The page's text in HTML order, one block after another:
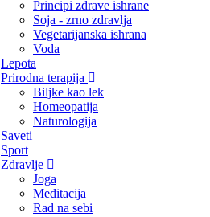
Principi zdrave ishrane
Soja - zrno zdravlja
Vegetarijanska ishrana
Voda
Lepota
Prirodna terapija
Biljke kao lek
Homeopatija
Naturologija
Saveti
Sport
Zdravlje
Joga
Meditacija
Rad na sebi